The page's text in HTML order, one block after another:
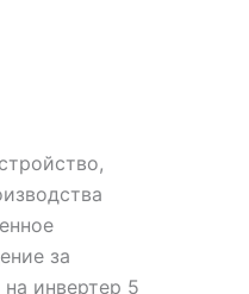
за
инвертер 5